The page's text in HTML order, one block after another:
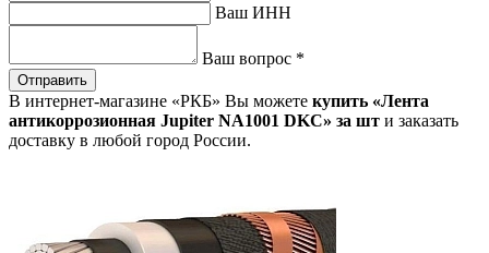
Ваш ИНН
Ваш вопрос *
Отправить
В интернет-магазине «РКБ» Вы можете купить «Лента
антикоррозионная Jupiter NA1001 DKC» за шт и заказать
доставку в любой город России.